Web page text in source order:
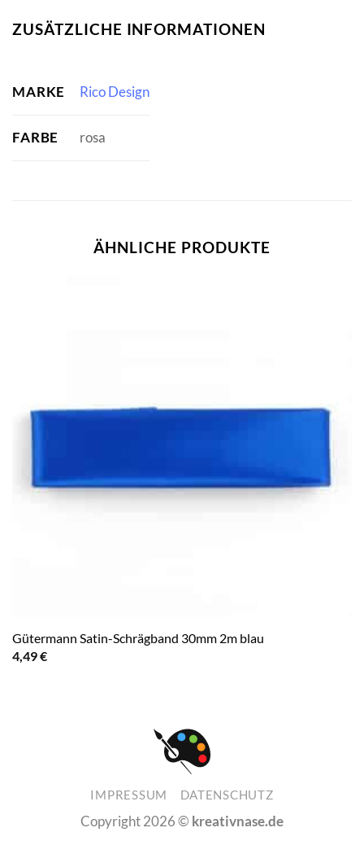
ZUSÄTZLICHE INFORMATIONEN
MARKE Rico Design
FARBE rosa
ÄHNLICHE PRODUKTE
Gütermann Satin-Schrägband 30mm 2m blau
4,49€
IMPRESSUM DATENSCHUTZ
Copyright 2026 © kreativnase.de